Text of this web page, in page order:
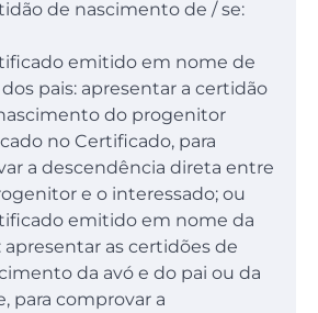
de nascimento de / se:
emitido em nome de
pais: apresentar a certidão
do progenitor
no Certificado, para
a descendência direta entre
e o interessado; ou
emitido em nome da
apresentar as certidões de
da avó e do pai ou da
para comprovar a